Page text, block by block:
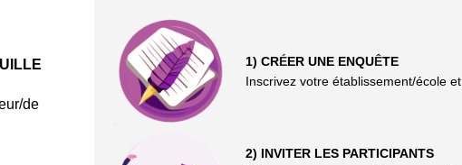
de
1) CRÉER UNE ENQUÊTE
Inscrivez votre établissement/école et
2) INVITER LES PARTICIPANTS